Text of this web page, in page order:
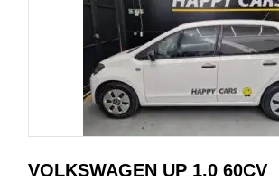
VOLKSWAGEN UP 1.0 60CV